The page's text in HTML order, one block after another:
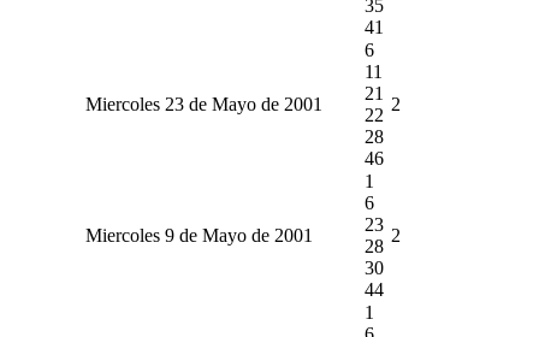
35
41
Miercoles 23 de Mayo de 2001
6
11
21
22
28
46
2
Miercoles 9 de Mayo de 2001
1
6
23
28
30
44
2
1